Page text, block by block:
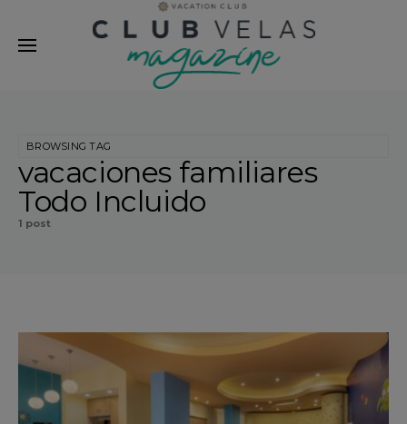
BROWSING TAG
vacaciones familiares
Todo Incluido
1 post
modal-check